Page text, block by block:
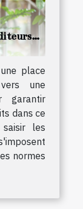
place
une
garantir
dans ce
les
normes